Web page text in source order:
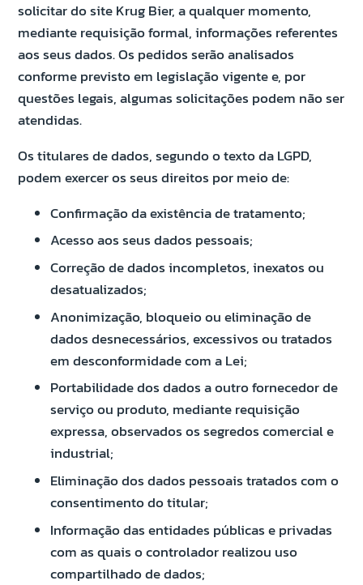
solicitar do site Krug Bier, a qualquer momento,
mediante requisição formal, informações referentes
aos seus dados. Os pedidos serão analisados
conforme previsto em legislação vigente e, por
questões legais, algumas solicitações podem não ser
atendidas.
Os titulares de dados, segundo o texto da LGPD,
podem exercer os seus direitos por meio de:
Confirmação da existência de tratamento;
Acesso aos seus dados pessoais;
Correção de dados incompletos, inexatos ou
desatualizados;
Anonimização, bloqueio ou eliminação de
dados desnecessários, excessivos ou tratados
em desconformidade com a Lei;
Portabilidade dos dados a outro fornecedor de
serviço ou produto, mediante requisição
expressa, observados os segredos comercial e
industrial;
Eliminação dos dados pessoais tratados com o
consentimento do titular;
Informação das entidades públicas e privadas
com as quais o controlador realizou uso
compartilhado de dados;